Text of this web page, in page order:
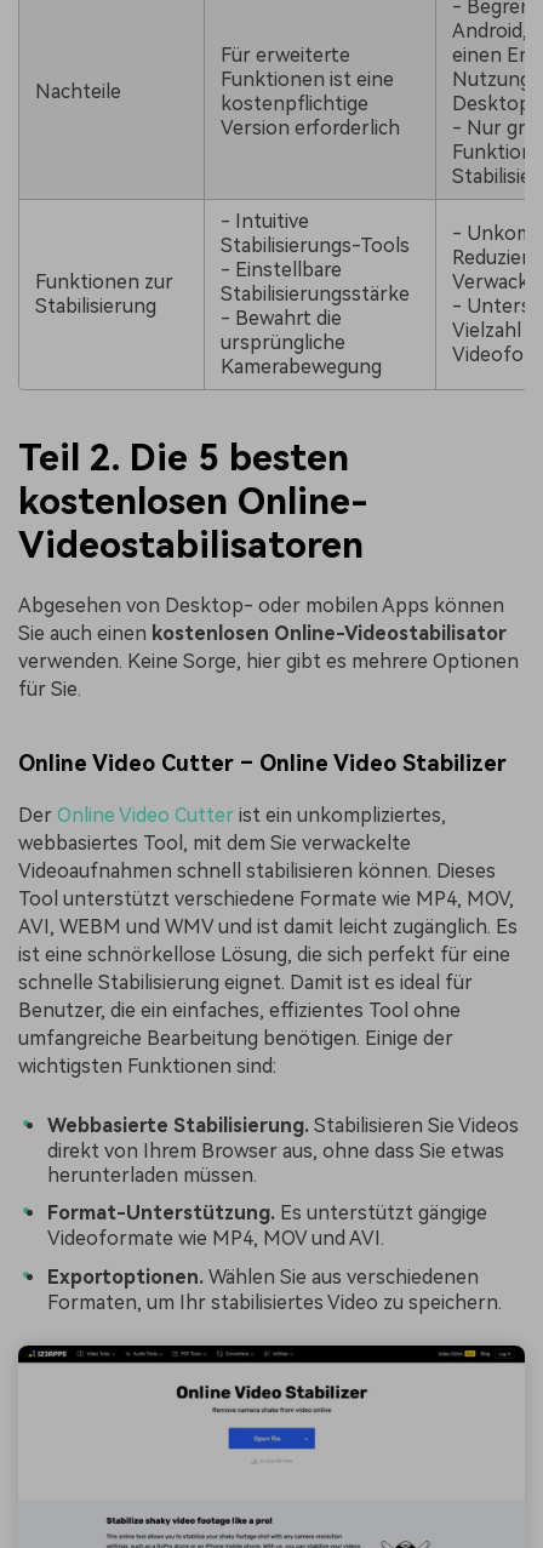
Nachteile
Für erweiterte
Funktionen ist eine
kostenpflichtige
Version erforderlich
-
Android,
einen
Nutzung
Desktop
- Nur
Funktionen zur
Stabilisierung
- Intuitive
Stabilisierungs-Tools
- Einstellbare
Stabilisierungsstärke
- Bewahrt die
ursprüngliche
Kamerabewegung
-
-
Vielzahl
Teil 2. Die 5 besten
kostenlosen Online-
Videostabilisatoren
Abgesehen von Desktop- oder mobilen Apps können
Sie auch einen kostenlosen Online-Videostabilisator
verwenden. Keine Sorge, hier gibt es mehrere Optionen
für Sie.
Online Video Cutter – Online Video Stabilizer
Der Online Video Cutter ist ein unkompliziertes,
webbasiertes Tool, mit dem Sie verwackelte
Videoaufnahmen schnell stabilisieren können. Dieses
Tool unterstützt verschiedene Formate wie MP4, MOV,
AVI, WEBM und WMV und ist damit leicht zugänglich. Es
ist eine schnörkellose Lösung, die sich perfekt für eine
schnelle Stabilisierung eignet. Damit ist es ideal für
Benutzer, die ein einfaches, effizientes Tool ohne
umfangreiche Bearbeitung benötigen. Einige der
wichtigsten Funktionen sind:
Webbasierte Stabilisierung. Stabilisieren Sie Videos
direkt von Ihrem Browser aus, ohne dass Sie etwas
herunterladen müssen.
Format-Unterstützung. Es unterstützt gängige
Videoformate wie MP4, MOV und AVI.
Exportoptionen. Wählen Sie aus verschiedenen
Formaten, um Ihr stabilisiertes Video zu speichern.